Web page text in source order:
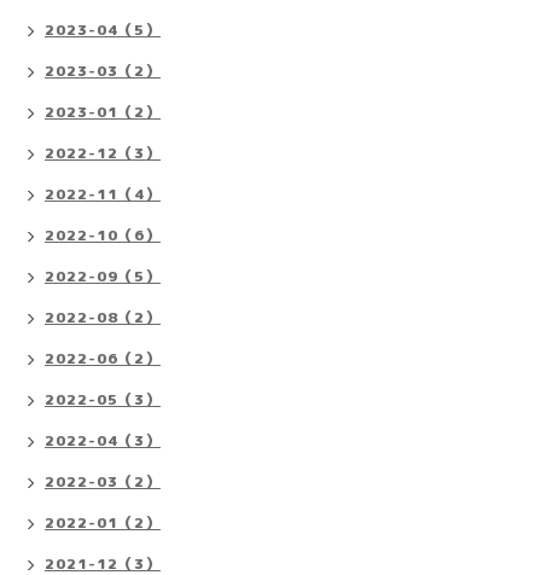
2023-04（5）
2023-03（2）
2023-01（2）
2022-12（3）
2022-11（4）
2022-10（6）
2022-09（5）
2022-08（2）
2022-06（2）
2022-05（3）
2022-04（3）
2022-03（2）
2022-01（2）
2021-12（3）